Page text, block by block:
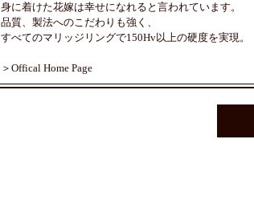
身に着けた花嫁は幸せになれると言われています。
品質、製法へのこだわりも強く、
すべてのマリッジリングで150Hv以上の硬度を実現。
＞Offical Home Page